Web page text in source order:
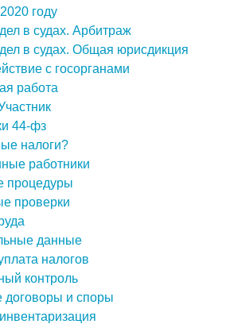
году
в судах. Арбитраж
в судах. Общая юрисдикция
с госорганами
работа
44-фз
налоги?
работники
процедуры
проверки
данные
налогов
контроль
и споры